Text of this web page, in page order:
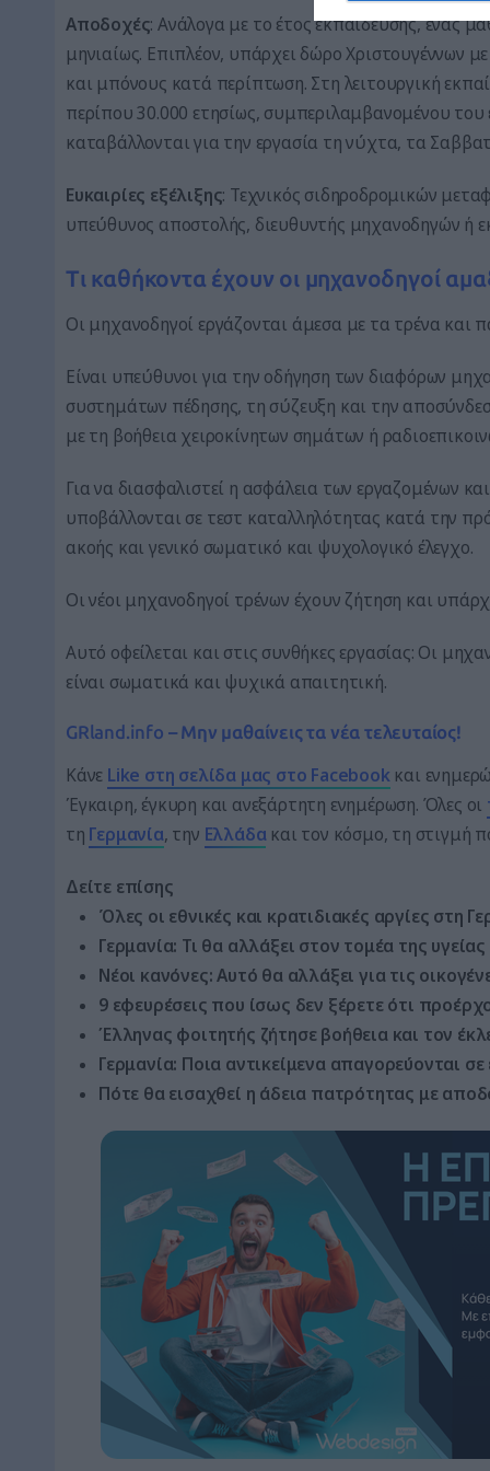
Αποδοχές: Ανάλογα με το έτος εκπαίδευσης, ένας
μηνιαίως. Επιπλέον, υπάρχει δώρο Χριστουγέννων
και μπόνους κατά περίπτωση. Στη λειτουργική
περίπου 30.000 ετησίως, συμπεριλαμβανομένου
καταβάλλονται για την εργασία τη νύχτα, τα
Ευκαιρίες εξέλιξης: Τεχνικός σιδηροδρομικών
υπεύθυνος αποστολής, διευθυντής μηχανοδηγών ή
Τι καθήκοντα έχουν οι μηχανοδηγοί
Οι μηχανοδηγοί εργάζονται άμεσα με τα τρένα και
Είναι υπεύθυνοι για την οδήγηση των διαφόρων
συστημάτων πέδησης, τη σύζευξη και την
με τη βοήθεια χειροκίνητων σημάτων ή
Για να διασφαλιστεί η ασφάλεια των εργαζομένων
υποβάλλονται σε τεστ καταλληλότητας κατά την
ακοής και γενικό σωματικό και ψυχολογικό έλεγχο.
Οι νέοι μηχανοδηγοί τρένων έχουν ζήτηση και
Αυτό οφείλεται και στις συνθήκες εργασίας: Οι
είναι σωματικά και ψυχικά απαιτητική.
GRland.info – Μην μαθαίνεις τα νέα τελευταίος!
Κάνε Like στη σελίδα μας στο Facebookκαι
Έγκαιρη, έγκυρη και ανεξάρτητη ενημέρωση. Όλες οι
τη Γερμανία, την Ελλάδα και τον κόσμο, τη στιγμή
Δείτε επίσης
Όλες οι εθνικές και κρατιδιακές αργίες στη
Γερμανία: Τι θα αλλάξει στον τομέα της
Νέοι κανόνες: Αυτό θα αλλάξει για τις
9 εφευρέσεις που ίσως δεν ξέρετε ότι
Έλληνας φοιτητής ζήτησε βοήθεια και τον
Γερμανία: Ποια αντικείμενα απαγορεύονται
Πότε θα εισαχθεί η άδεια πατρότητας με